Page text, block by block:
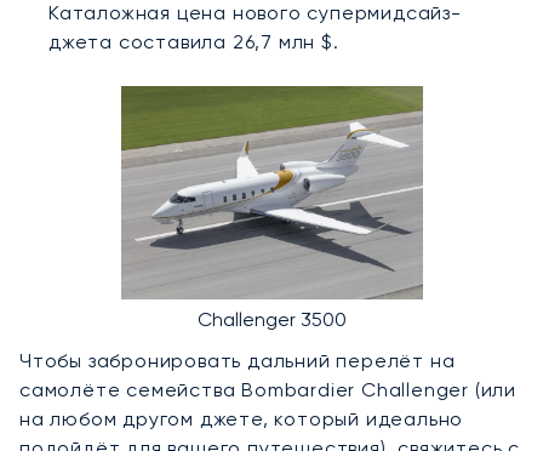
Каталожная цена нового супермидсайз-
джета составила 26,7 млн $.
Challenger 3500
Чтобы забронировать дальний перелёт на
самолёте семейства Bombardier Challenger (или
на любом другом джете, который идеально